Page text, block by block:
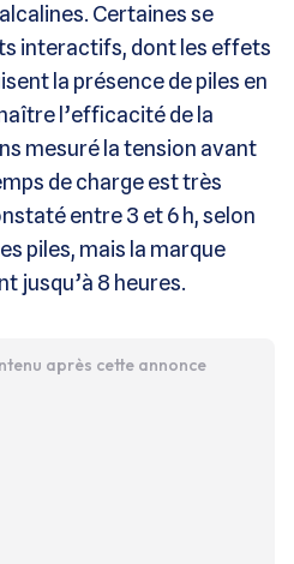
Certaines se
interactifs, dont les effets
la présence de piles en
l’efficacité de la
mesuré la tension avant
de charge est très
entre 3 et 6 h, selon
piles, mais la marque
jusqu’à 8 heures.
après cette annonce